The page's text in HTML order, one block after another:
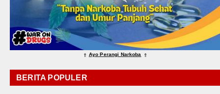
⇑ Ayo Perangi Narkoba ⇑
BERITA POPULER